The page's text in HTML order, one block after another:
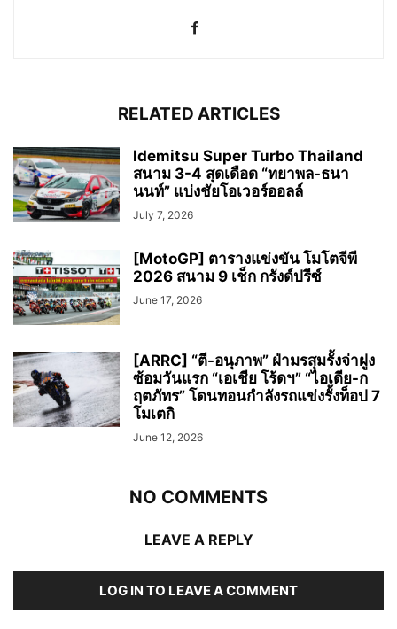
RELATED ARTICLES
Idemitsu Super Turbo Thailand
สนาม 3-4 สุดเดือด “ทยาพล-ธนา
นนท์” แบ่งชัยโอเวอร์ออลล์
July 7, 2026
[MotoGP] ตารางแข่งขัน โมโตจีพี
2026 สนาม 9 เช็ก กรังด์ปรีซ์
June 17, 2026
[ARRC] “ตี-อนุภาพ” ฝ่ามรสุมรั้งจ่าฝูง
ซ้อมวันแรก “เอเชีย โร้ดฯ” “ไอเดีย-ก
ฤตภัทร” โดนทอนกำลังรถแข่งรั้งท็อป 7
โมเตกิ
June 12, 2026
NO COMMENTS
LEAVE A REPLY
LOG IN TO LEAVE A COMMENT